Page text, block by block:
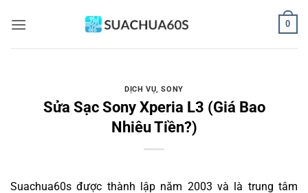
qua
0
DỊCH VỤ,SONY
Sửa Sạc Sony Xperia L3 (Giá Bao
Nhiêu Tiền?)
Suachua60s được thành lập năm 2003 và là trung tâm